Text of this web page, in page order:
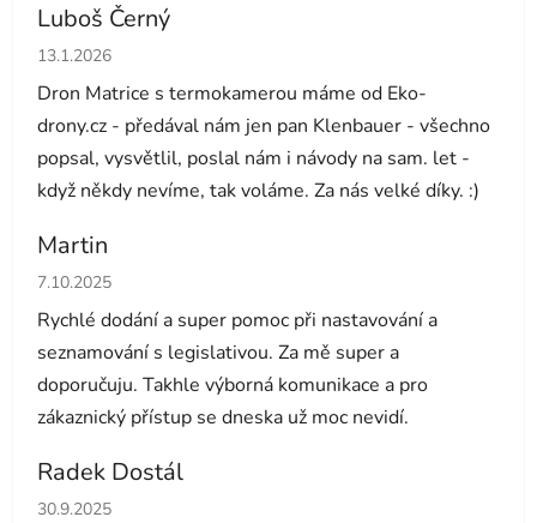
Luboš Černý
Hodnocení obchodu je 5 z 5 hvězdiček.
13.1.2026
Dron Matrice s termokamerou máme od Eko-
drony.cz - předával nám jen pan Klenbauer - všechno
popsal, vysvětlil, poslal nám i návody na sam. let -
když někdy nevíme, tak voláme. Za nás velké díky. :)
Martin
Hodnocení obchodu je 5 z 5 hvězdiček.
7.10.2025
Rychlé dodání a super pomoc při nastavování a
seznamování s legislativou. Za mě super a
doporučuju. Takhle výborná komunikace a pro
zákaznický přístup se dneska už moc nevidí.
Radek Dostál
Hodnocení obchodu je 5 z 5 hvězdiček.
30.9.2025